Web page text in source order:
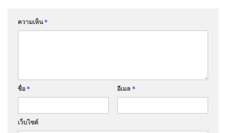
ความเห็น*
ชื่อ* อีเมล *
เว็บไซต์